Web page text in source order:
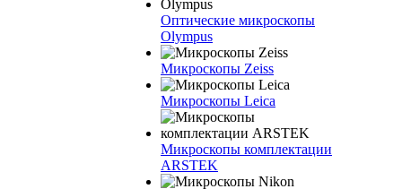
Оптические микроскопы
Olympus
Микроскопы Zeiss
Микроскопы Leica
Микроскопы комплектации
ARSTEK